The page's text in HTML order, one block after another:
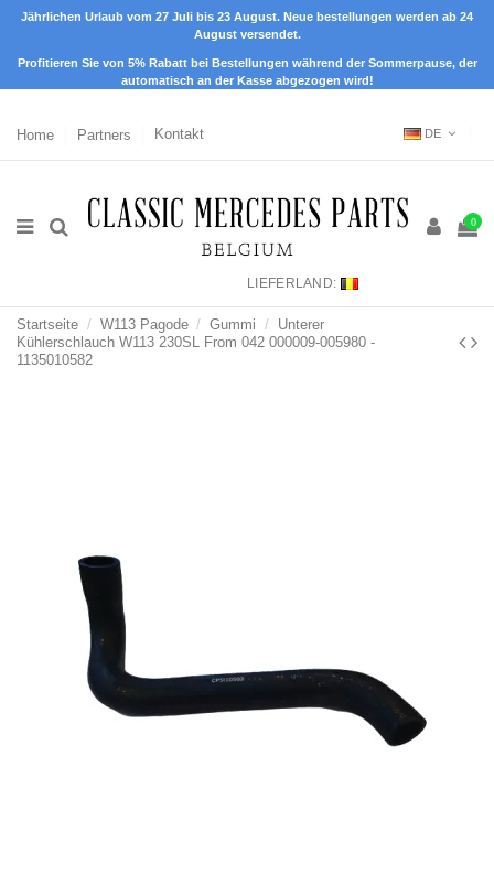
Jährlichen Urlaub vom 27 Juli bis 23 August. Neue bestellungen werden ab 24
August versendet.
Profitieren Sie von 5% Rabatt bei Bestellungen während der Sommerpause, der
automatisch an der Kasse abgezogen wird!
Home Partners Kontakt DE
0
LIEFERLAND:
Startseite W113 Pagode Gummi
Unterer
Kühlerschlauch W113 230SL From 042 000009-005980 -
1135010582